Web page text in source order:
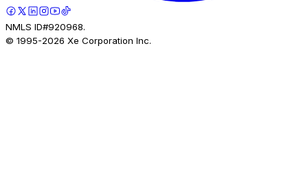
NMLS ID#920968.
© 1995-2026 Xe Corporation Inc.